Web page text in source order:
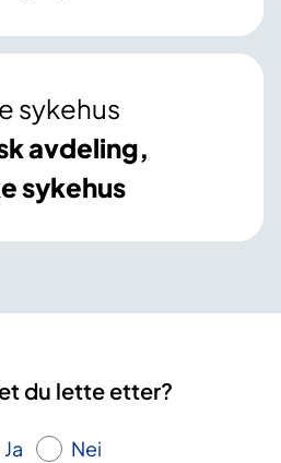
sykehus
avdeling,
sykehus
du lette etter?
Ja Nei